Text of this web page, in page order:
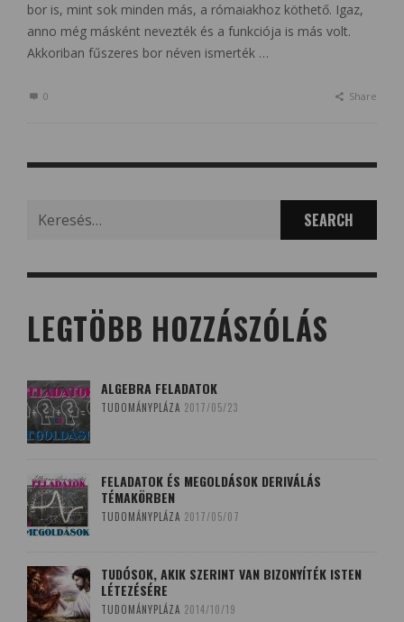
bor is, mint sok minden más, a rómaiakhoz köthető. Igaz,
anno még másként nevezték és a funkciója is más volt.
Akkoriban fűszeres bor néven ismerték …
0 Share
LEGTÖBB HOZZÁSZÓLÁS
ALGEBRA FELADATOK
TUDOMÁNYPLÁZA 2017/05/23
FELADATOK ÉS MEGOLDÁSOK DERIVÁLÁS
TÉMAKÖRBEN
TUDOMÁNYPLÁZA 2017/05/07
TUDÓSOK, AKIK SZERINT VAN BIZONYÍTÉK ISTEN
LÉTEZÉSÉRE
TUDOMÁNYPLÁZA 2014/10/19